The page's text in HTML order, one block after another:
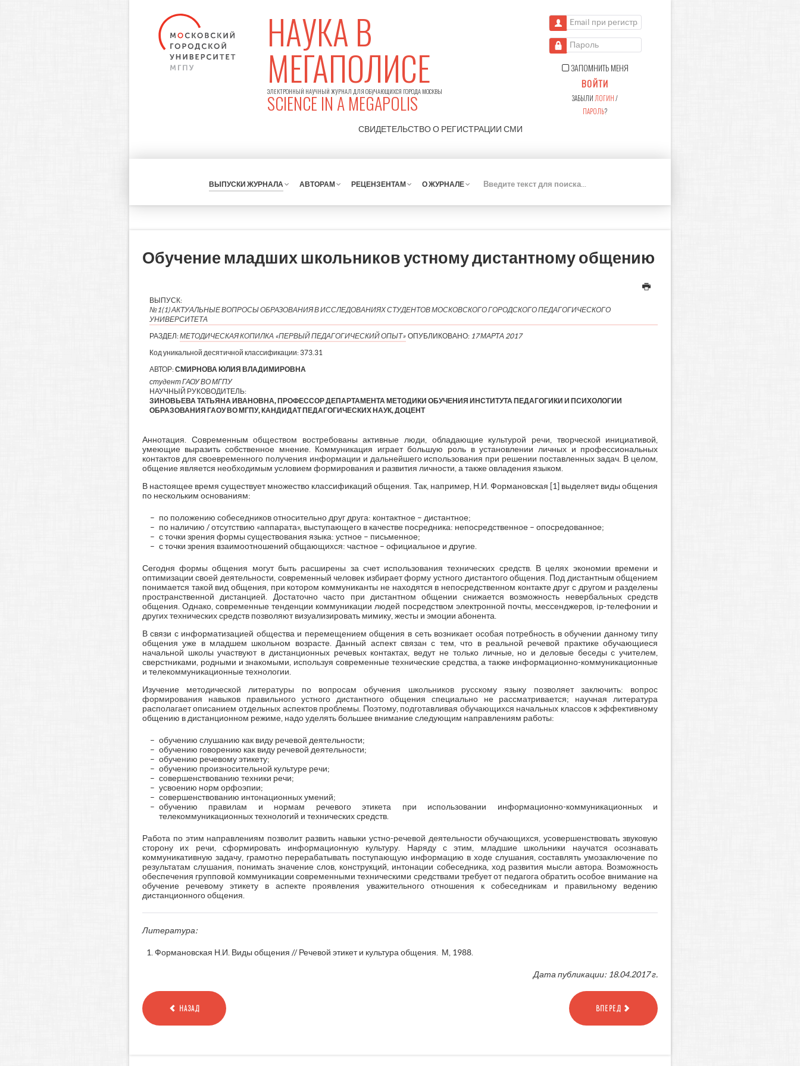
НАУКА В
МЕГАПОЛИСЕ
ЭЛЕКТРОННЫЙ НАУЧНЫЙ ЖУРНАЛ ДЛЯ ОБУЧАЮЩИХСЯ ГОРОДА МОСКВЫ
SCIENCE IN A MEGAPOLIS
СВИДЕТЕЛЬСТВО О РЕГИСТРАЦИИ СМИ
Email при регистрации
Пароль
ЗАПОМНИТЬ МЕНЯ
ВОЙТИ
ЗАБЫЛИ ЛОГИН/
ПАРОЛЬ?
ВЫПУСКИ ЖУРНАЛА АВТОРАМ РЕЦЕНЗЕНТАМ О ЖУРНАЛЕ
К
Обучение младших школьников устному дистантному общению
ВЫПУСК:
№1(1) АКТУАЛЬНЫЕ ВОПРОСЫ ОБРАЗОВАНИЯ В ИССЛЕДОВАНИЯХ СТУДЕНТОВ МОСКОВСКОГО ГОРОДСКОГО ПЕДАГОГИЧЕСКОГО
УНИВЕРСИТЕТА
РАЗДЕЛ:МЕТОДИЧЕСКАЯ КОПИЛКА «ПЕРВЫЙ ПЕДАГОГИЧЕСКИЙ ОПЫТ» ОПУБЛИКОВАНО: 17 МАРТА 2017
Код уникальной десятичной классификации: 373.31
АВТОР:СМИРНОВА ЮЛИЯ ВЛАДИМИРОВНА
студент ГАОУ ВО МГПУ
НАУЧНЫЙ РУКОВОДИТЕЛЬ:
ЗИНОВЬЕВА ТАТЬЯНА ИВАНОВНА, ПРОФЕССОР ДЕПАРТАМЕНТА МЕТОДИКИ ОБУЧЕНИЯ ИНСТИТУТА ПЕДАГОГИКИ И ПСИХОЛОГИИ
ОБРАЗОВАНИЯ ГАОУ ВО МГПУ, КАНДИДАТ ПЕДАГОГИЧЕСКИХ НАУК, ДОЦЕНТ
Аннотация. Современным обществом востребованы активные люди, обладающие культурой речи, творческой инициативой,
умеющие выразить собственное мнение. Коммуникация играет большую роль в установлении личных и профессиональных
контактов для своевременного получения информации и дальнейшего использования при решении поставленных задач. В целом,
общение является необходимым условием формирования и развития личности, а также овладения языком.
В настоящее время существует множество классификаций общения. Так, например, Н.И. Формановская [1] выделяет виды общения
по нескольким основаниям:
по положению собеседников относительно друг друга: контактное – дистантное;
по наличию / отсутствию «аппарата», выступающего в качестве посредника: непосредственное – опосредованное;
с точки зрения формы существования языка: устное – письменное;
с точки зрения взаимоотношений общающихся: частное – официальное и другие.
Сегодня формы общения могут быть расширены за счет использования технических средств. В целях экономии времени и
оптимизации своей деятельности, современный человек избирает форму устного дистантого общения. Под дистантным общением
понимается такой вид общения, при котором коммуниканты не находятся в непосредственном контакте друг с другом и разделены
пространственной дистанцией. Достаточно часто при дистантном общении снижается возможность невербальных средств
общения. Однако, современные тенденции коммуникации людей посредством электронной почты, мессенджеров, ip-телефонии и
других технических средств позволяют визуализировать мимику, жесты и эмоции абонента.
В связи с информатизацией общества и перемещением общения в сеть возникает особая потребность в обучении данному типу
общения уже в младшем школьном возрасте. Данный аспект связан с тем, что в реальной речевой практике обучающиеся
начальной школы участвуют в дистанционных речевых контактах, ведут не только личные, но и деловые беседы с учителем,
сверстниками, родными и знакомыми, используя современные технические средства, а также информационно-коммуникационные
и телекоммуникационные технологии.
Изучение методической литературы по вопросам обучения школьников русскому языку позволяет заключить: вопрос
формирования навыков правильного устного дистантного общения специально не рассматривается; научная литература
располагает описанием отдельных аспектов проблемы. Поэтому, подготавливая обучающихся начальных классов к эффективному
общению в дистанционном режиме, надо уделять большее внимание следующим направлениям работы:
обучению слушанию как виду речевой деятельности;
обучению говорению как виду речевой деятельности;
обучению речевому этикету;
обучению произносительной культуре речи;
совершенствованию техники речи;
усвоению норм орфоэпии;
совершенствованию интонационных умений;
обучению правилам и нормам речевого этикета при использовании информационно-коммуникационных и
телекоммуникационных технологий и технических средств.
Работа по этим направлениям позволит развить навыки устно-речевой деятельности обучающихся, усовершенствовать звуковую
сторону их речи, сформировать информационную культуру. Наряду с этим, младшие школьники научатся осознавать
коммуникативную задачу, грамотно перерабатывать поступающую информацию в ходе слушания, составлять умозаключение по
результатам слушания, понимать значение слов, конструкций, интонации собеседника, ход развития мысли автора. Возможность
обеспечения групповой коммуникации современными техническими средствами требует от педагога обратить особое внимание на
обучение речевому этикету в аспекте проявления уважительного отношения к собеседникам и правильному ведению
дистанционного общения.
Литература:
Формановская Н.И. Виды общения // Речевой этикет и культура общения. М, 1988.
Дата публикации: 18.04.2017 г.
НАЗАД ВПЕРЕД